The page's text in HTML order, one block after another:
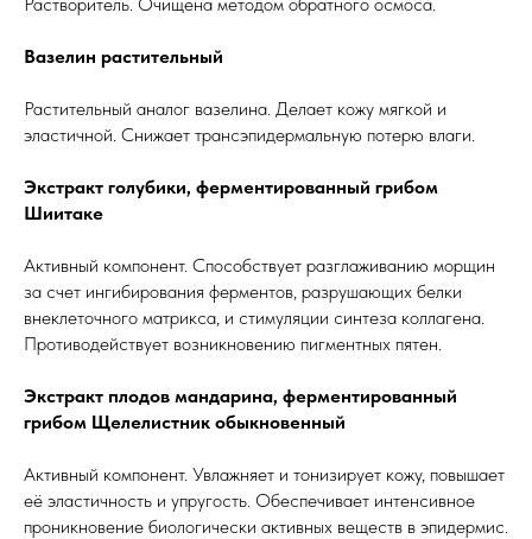
Вазелин растительный
Растительный аналог вазелина. Делает кожу мягкой и
эластичной. Снижает трансэпидермальную потерю влаги.
Экстракт голубики, ферментированный грибом
Шиитаке
Активный компонент. Способствует разглаживанию морщин
за счет ингибирования ферментов, разрушающих белки
внеклеточного матрикса, и стимуляции синтеза коллагена.
Противодействует возникновению пигментных пятен.
Экстракт плодов мандарина, ферментированный
грибом Щелелистник обыкновенный
Активный компонент. Увлажняет и тонизирует кожу, повышает
её эластичность и упругость. Обеспечивает интенсивное
проникновение биологически активных веществ в эпидермис.